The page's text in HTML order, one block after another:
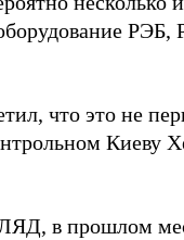
РЭБ,
что это не
Киеву
в прошлом